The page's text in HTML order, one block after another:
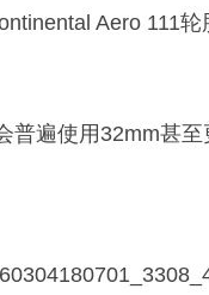
Aero 111
遍使用32mm甚至